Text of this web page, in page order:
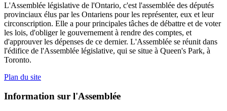
L'Assemblée législative de l'Ontario, c'est l'assemblée des députés
provinciaux élus par les Ontariens pour les représenter, eux et leur
circonscription. Elle a pour principales tâches de débattre et de voter
les lois, d'obliger le gouvernement à rendre des comptes, et
d'approuver les dépenses de ce dernier. L'Assemblée se réunit dans
l'édifice de l'Assemblée législative, qui se situe à Queen's Park, à
Toronto.
Plan du site
Information sur l'Assemblée